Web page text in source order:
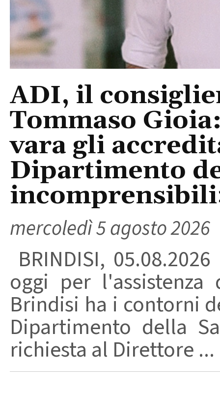
ADI, il
Tommaso
vara gli
Dipartimento
mercoledì 5 agosto 2026
BRINDISI,
oggi per
Brindisi ha i contorni
Dipartimento della
richiesta al Direttore ...